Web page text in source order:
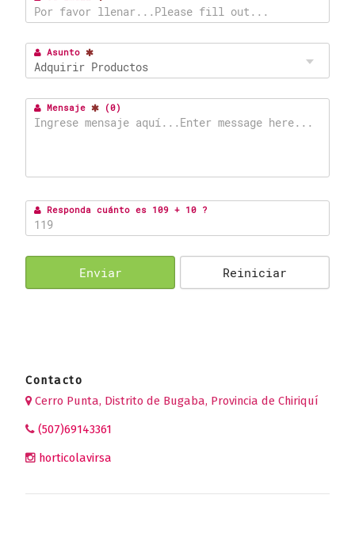
Asunto
Mensaje (0)
Responda cuánto es 109 + 10 ?
Enviar Reiniciar
Contacto
Cerro Punta, Distrito de Bugaba, Provincia de Chiriquí
(507)69143361
horticolavirsa